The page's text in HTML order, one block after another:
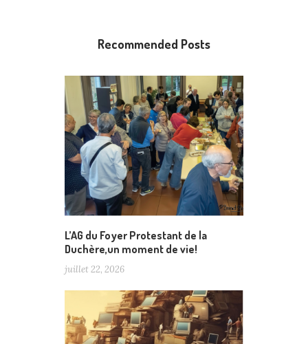
Recommended Posts
L’AG du Foyer Protestant de la
Duchère,un moment de vie!
juillet 22, 2026